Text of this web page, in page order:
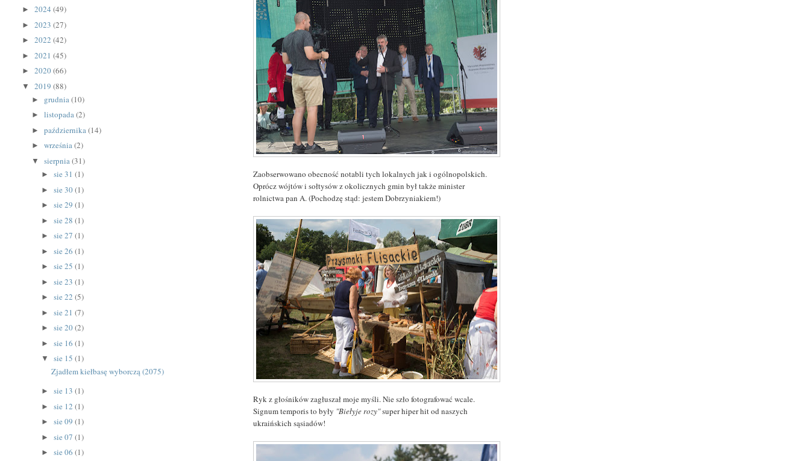
Zaobserwowano obecność notabli tych lokalnych jak i ogólnopolskich.
Oprócz wójtów i sołtysów z okolicznych gmin był także minister
rolnictwa pan A. (Pochodzę stąd: jestem Dobrzyniakiem!)
Ryk z głośników zagłuszał moje myśli. Nie szło fotografować wcale.
Signum temporis to były "Biełyje rozy"super hiper hit od naszych
ukraińskich sąsiadów!
►2024(49)
►2023(27)
►2022(42)
►2021(45)
►2020(66)
▼2019(88)
► grudnia(10)
►listopada(2)
►października(14)
►września(2)
▼sierpnia(31)
► sie 31 (1)
► sie 30(1)
► sie 29 (1)
► sie 28 (1)
► sie 27 (1)
► sie 26 (1)
► sie 25 (1)
► sie 23 (1)
► sie 22 (5)
► sie 21 (7)
► sie 20(2)
► sie 16 (1)
▼ sie 15 (1)
Zjadłem kiełbasę wyborczą (2075)
► sie 13 (1)
► sie 12 (1)
► sie 09 (1)
► sie 07 (1)
► sie 06 (1)